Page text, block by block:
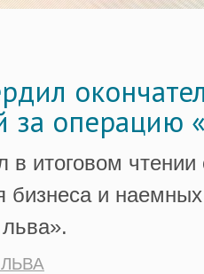
за операцию
в итоговом
бизнеса и